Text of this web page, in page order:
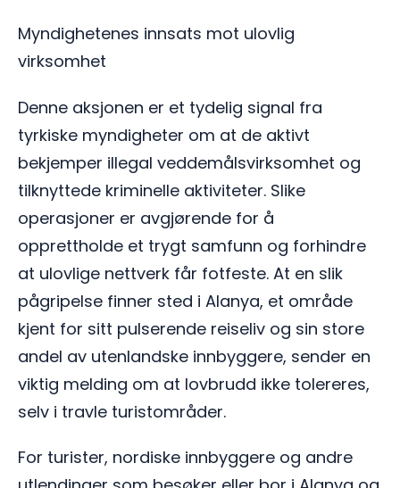
Myndighetenes innsats mot ulovlig
virksomhet
Denne aksjonen er et tydelig signal fra
tyrkiske myndigheter om at de aktivt
bekjemper illegal veddemålsvirksomhet og
tilknyttede kriminelle aktiviteter. Slike
operasjoner er avgjørende for å
opprettholde et trygt samfunn og forhindre
at ulovlige nettverk får fotfeste. At en slik
pågripelse finner sted i Alanya, et område
kjent for sitt pulserende reiseliv og sin store
andel av utenlandske innbyggere, sender en
viktig melding om at lovbrudd ikke tolereres,
selv i travle turistområder.
For turister, nordiske innbyggere og andre